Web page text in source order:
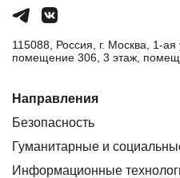
115088, Россия, г. Москва, 1-
помещение 306, 3 этаж,
Направления
Безопасность
Гуманитарные и
Информационные